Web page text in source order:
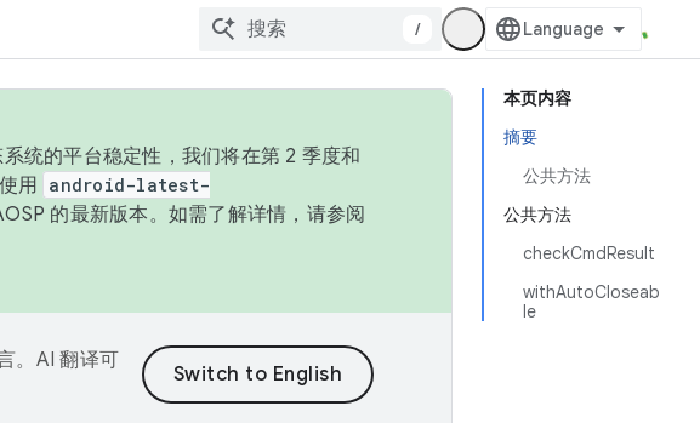
/
本页内容
摘要
公共方法
公共方法
checkCmdResult
withAutoCloseab
le
统的平台稳定性，我们将在第 2 季度和
用 android-latest-
的最新版本。如需了解详情，请参阅
。AI 翻译可